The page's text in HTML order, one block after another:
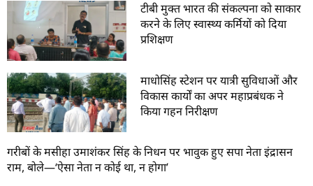
टीबी मुक्त भारत की संकल्पना को साकार
करने के लिए स्वास्थ्य कर्मियों को दिया
प्रशिक्षण
माधोसिंह स्टेशन पर यात्री सुविधाओं और
विकास कार्यों का अपर महाप्रबंधक ने
किया गहन निरीक्षण
गरीबों के मसीहा उमाशंकर सिंह के निधन पर भावुक हुए सपा नेता इंद्रासन
राम, बोले—‘ऐसा नेता न कोई था, न होगा’